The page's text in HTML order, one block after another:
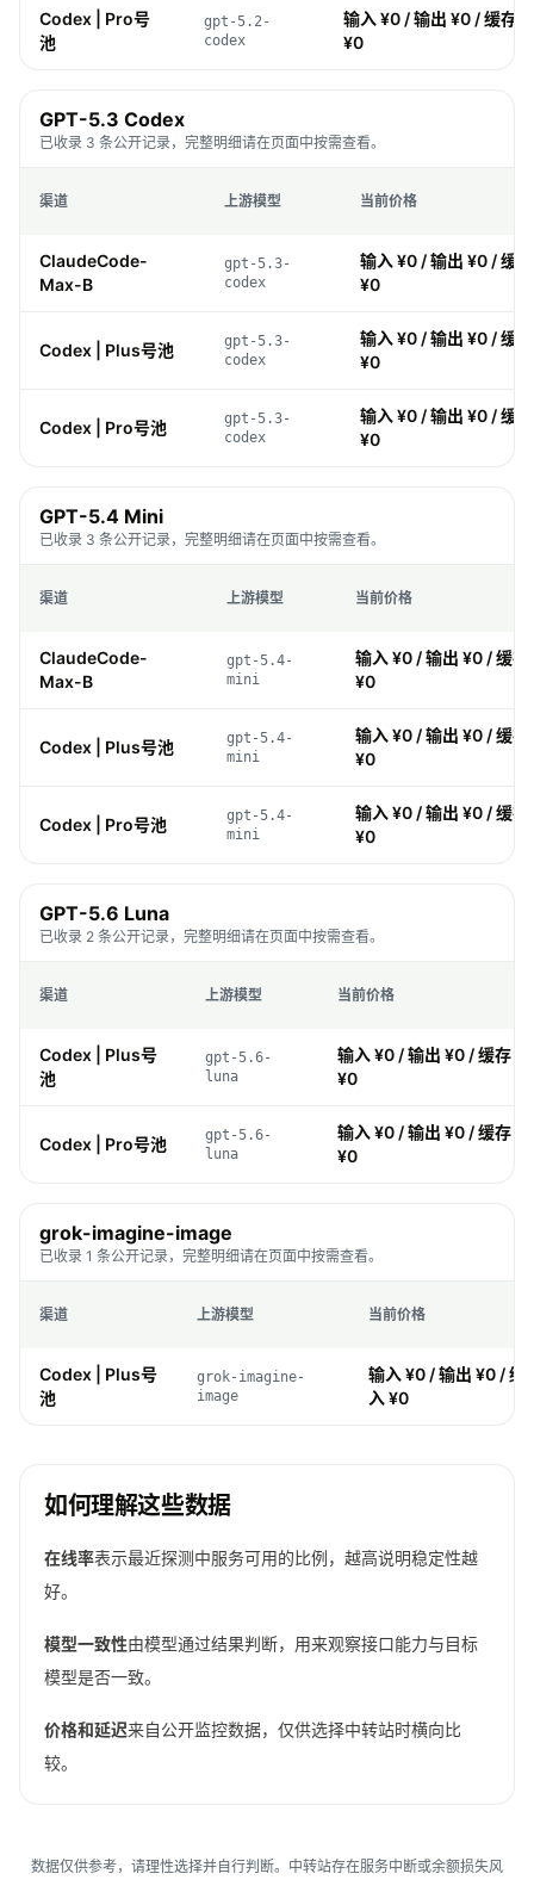
Codex | Pro号
池
gpt-5.2-
codex
输入 ¥0 / 输出 ¥0 / 缓存
¥0
GPT-5.3 Codex
已收录 3 条公开记录，完整明细请在页面中按需查看。
渠道 上游模型 当前价格
ClaudeCode-
Max-B
gpt-5.3-
codex
输入 ¥0 / 输出 ¥0 / 缓
¥0
Codex | Plus号池
gpt-5.3-
codex
输入 ¥0 / 输出 ¥0 / 缓
¥0
Codex | Pro号池
gpt-5.3-
codex
输入 ¥0 / 输出 ¥0 / 缓
¥0
GPT-5.4 Mini
已收录 3 条公开记录，完整明细请在页面中按需查看。
渠道 上游模型 当前价格
ClaudeCode-
Max-B
gpt-5.4-
mini
输入 ¥0 / 输出 ¥0 / 缓存
¥0
Codex | Plus号池
gpt-5.4-
mini
输入 ¥0 / 输出 ¥0 / 缓存
¥0
Codex | Pro号池
gpt-5.4-
mini
输入 ¥0 / 输出 ¥0 / 缓存
¥0
GPT-5.6 Luna
已收录 2 条公开记录，完整明细请在页面中按需查看。
渠道 上游模型 当前价格
Codex | Plus号
池
gpt-5.6-
luna
输入 ¥0 / 输出 ¥0 / 缓存
¥0
Codex | Pro号池
gpt-5.6-
luna
输入 ¥0 / 输出 ¥0 / 缓存
¥0
grok-imagine-image
已收录 1 条公开记录，完整明细请在页面中按需查看。
渠道 上游模型 当前价格
Codex | Plus号
池
grok-imagine-
image
输入 ¥0 / 输出 ¥0 / 缓
入 ¥0
如何理解这些数据
在线率表示最近探测中服务可用的比例，越高说明稳定性越
好。
模型一致性由模型通过结果判断，用来观察接口能力与目标
模型是否一致。
价格和延迟来自公开监控数据，仅供选择中转站时横向比
较。
数据仅供参考，请理性选择并自行判断。中转站存在服务中断或余额损失风